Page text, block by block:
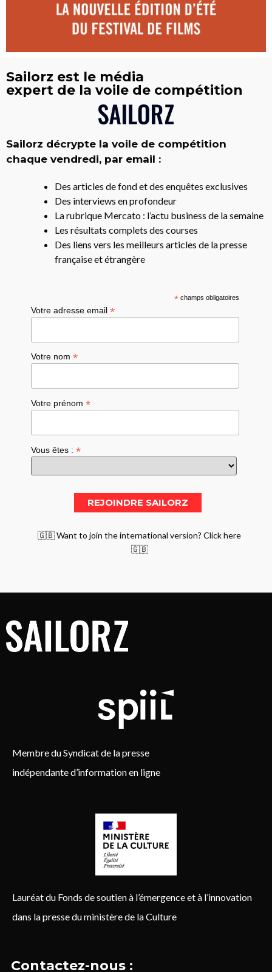
Sailorz est le média
expert de la voile de compétition
Sailorz décrypte la voile de compétition
chaque vendredi, par email :
Des articles de fond et des enquêtes exclusives
Des interviews en profondeur
La rubrique Mercato : l’actu business de la semaine
Les résultats complets des courses
Des liens vers les meilleurs articles de la presse
française et étrangère
*champs obligatoires
Votre adresse email*
Votre nom*
Votre prénom*
Vous êtes :*
🇬🇧 Want to join the international version? Click here
🇬🇧
Membre du Syndicat de la presse
indépendante d’information en ligne
Lauréat du Fonds de soutien à l’émergence et à l’innovation
dans la presse du ministère de la Culture
Contactez-nous :